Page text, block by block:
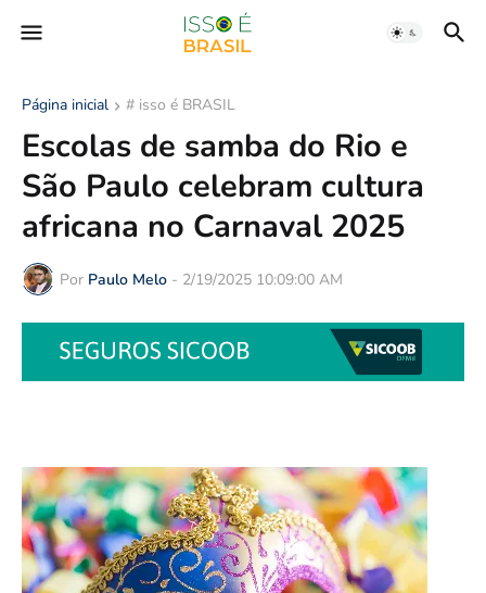
Página inicial # isso é BRASIL
Escolas de samba do Rio e
São Paulo celebram cultura
africana no Carnaval 2025
Por Paulo Melo - 2/19/2025 10:09:00 AM